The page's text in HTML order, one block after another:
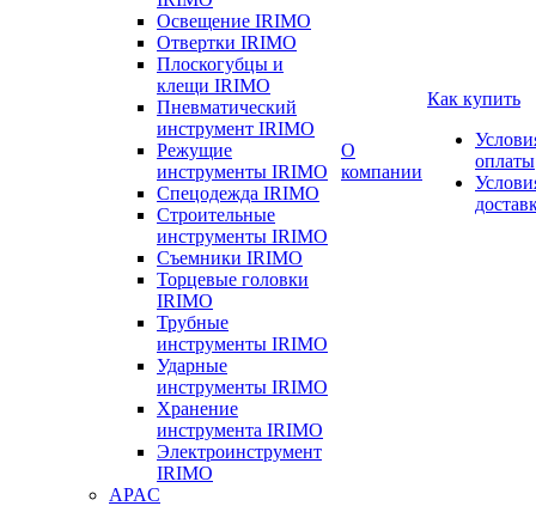
Освещение IRIMO
Отвертки IRIMO
Плоскогубцы и
клещи IRIMO
Пневматический
инструмент IRIMO
Режущие
инструменты IRIMO
Спецодежда IRIMO
Строительные
инструменты IRIMO
Съемники IRIMO
Торцевые головки
IRIMO
Трубные
инструменты IRIMO
Ударные
инструменты IRIMO
Хранение
инструмента IRIMO
Электроинструмент
IRIMO
APAC
О
компании
Как купить
оплаты